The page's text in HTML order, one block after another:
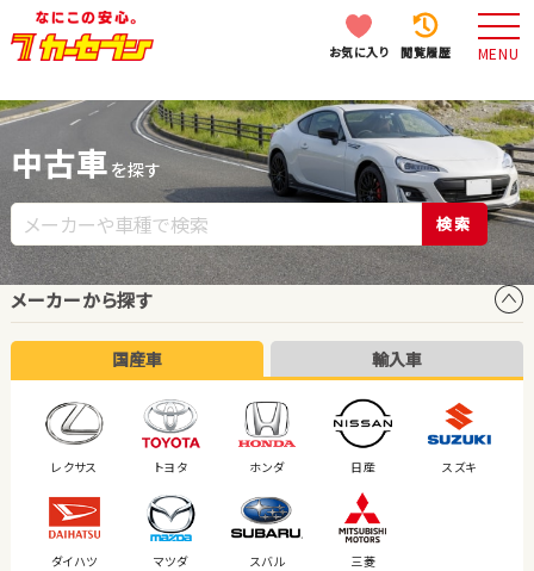
お気に入り 閲覧履歴 MENU
中古車 を探す
検索
メーカーから探す
国産車 輸入車
レクサス トヨタ ホンダ 日産 スズキ
ダイハツ マツダ スバル 三菱